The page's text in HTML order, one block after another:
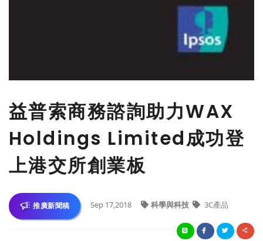
益普索商務諮詢助力WAX
Holdings Limited成功登
上港交所創業板
推廣新聞稿 Sep 17,2018 科學與科技 3C產品